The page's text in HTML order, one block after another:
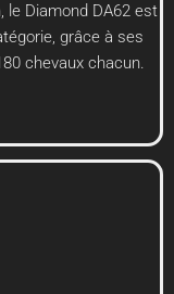
le Diamond DA62 est
grâce à ses
chevaux chacun.